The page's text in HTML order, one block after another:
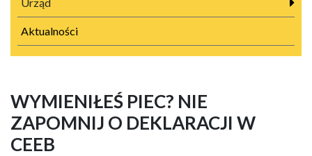
Aktualności
WYMIENIŁEŚ PIEC? NIE
ZAPOMNIJ O DEKLARACJI W
CEEB